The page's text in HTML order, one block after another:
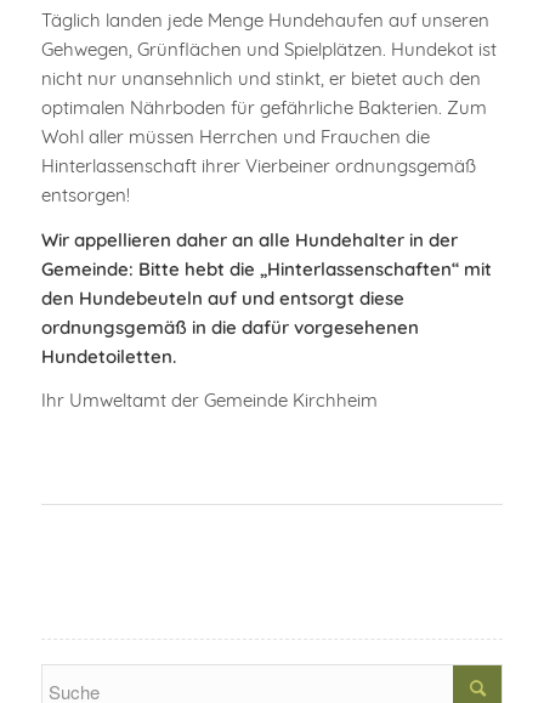
Täglich landen jede Menge Hundehaufen auf unseren
Gehwegen, Grünflächen und Spielplätzen. Hundekot ist
nicht nur unansehnlich und stinkt, er bietet auch den
optimalen Nährboden für gefährliche Bakterien. Zum
Wohl aller müssen Herrchen und Frauchen die
Hinterlassenschaft ihrer Vierbeiner ordnungsgemäß
entsorgen!
Wir appellieren daher an alle Hundehalter in der
Gemeinde: Bitte hebt die „Hinterlassenschaften“ mit
den Hundebeuteln auf und entsorgt diese
ordnungsgemäß in die dafür vorgesehenen
Hundetoiletten.
Ihr Umweltamt der Gemeinde Kirchheim